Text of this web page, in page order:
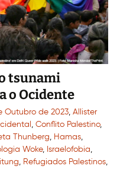
tsunami
o Ocidente
Outubro de 2023, Allister
, Conflito Palestino,
Thunberg, Hamas,
Woke, Israelofobia,
, Refugiados Palestinos,